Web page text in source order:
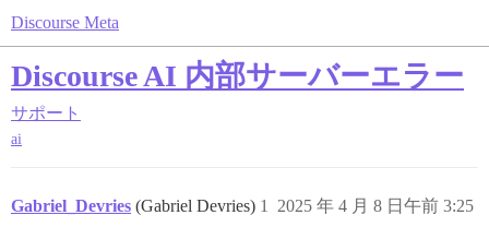
Discourse Meta
Discourse AI 内部サーバーエラー
サポート
ai
Gabriel_Devries (Gabriel Devries) 2025 年 4 月 8 日午前 3:25
1